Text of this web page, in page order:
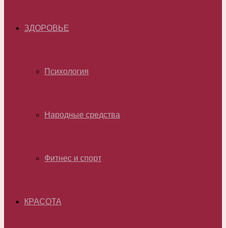
ЗДОРОВЬЕ
Психология
Народные средства
Фитнес и спорт
КРАСОТА